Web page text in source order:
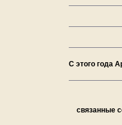
С этого года
связанные